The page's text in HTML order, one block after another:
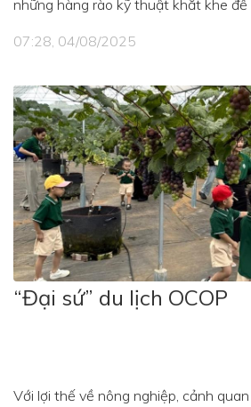
những hàng rào kỹ thuật khắt khe để
nông nghiệp mới. Khi quy trình được
tranh sòng phẳng tại các thị trường
khu vực.
07:28, 04/08/2025
“Đại sứ” du lịch OCOP
Với lợi thế về nông nghiệp, cảnh